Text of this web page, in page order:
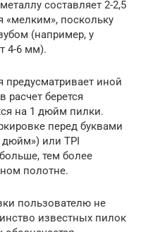
составляет 2-2,5
«мелким», поскольку
(например, у
4-6 мм).
предусматривает иной
расчет берется
на 1 дюйм пилки.
перед буквами
дюйм») или TPI
тем более
полотне.
пользователю не
известных пилок